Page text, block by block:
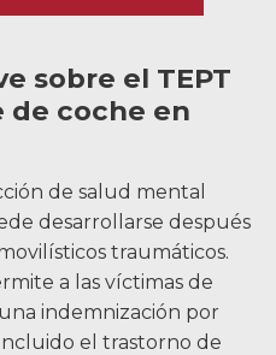
VA
VA
VA
VA
sobre el TEPT
de coche en
de salud mental
desarrollarse después
traumáticos.
a las víctimas de
indemnización por
el trastorno de